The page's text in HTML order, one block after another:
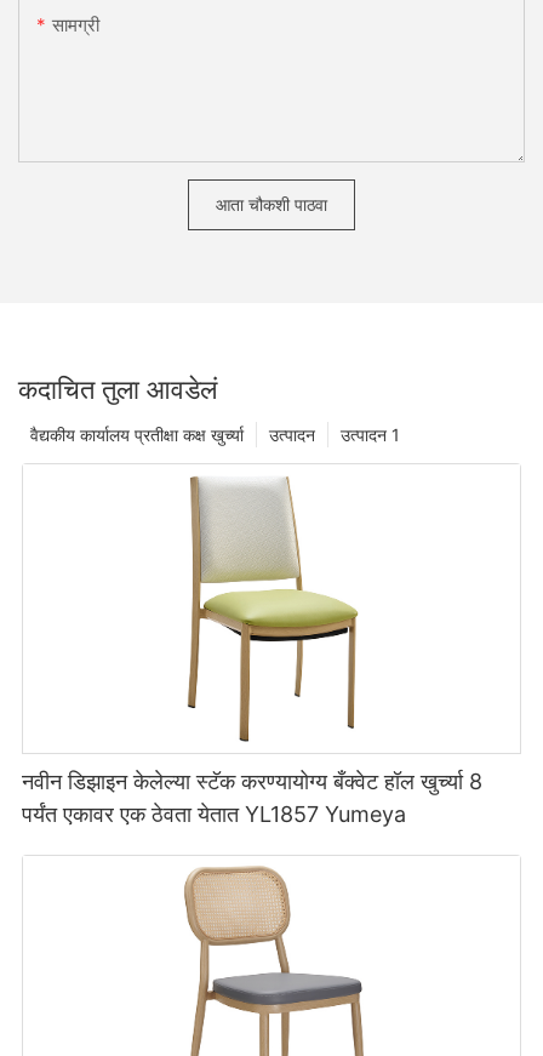
सामग्री
आता चौकशी पाठवा
कदाचित तुला आवडेलं
उत्पादन 1
उत्पादन
वैद्यकीय कार्यालय प्रतीक्षा कक्ष खुर्च्या
नवीन डिझाइन केलेल्या स्टॅक करण्यायोग्य बँक्वेट हॉल खुर्च्या 8
पर्यंत एकावर एक ठेवता येतात YL1857 Yumeya